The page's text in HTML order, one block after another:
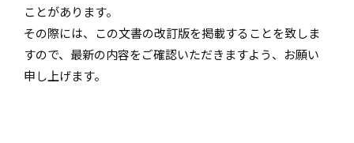
ことがあります。
その際には、この文書の改訂版を掲載することを致しま
すので、最新の内容をご確認いただきますよう、お願い
申し上げます。